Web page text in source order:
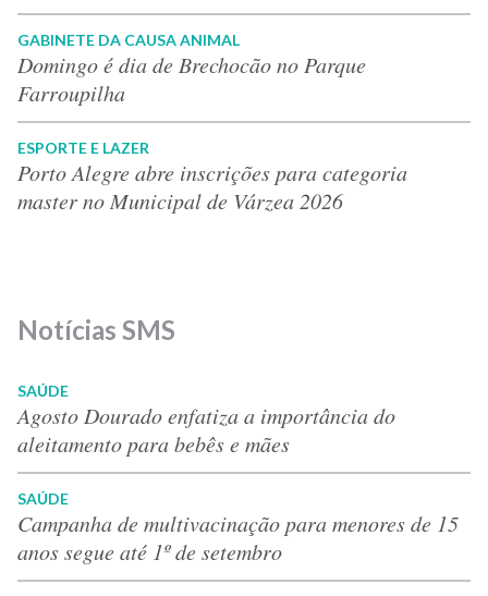
GABINETE DA CAUSA ANIMAL
Domingo é dia de Brechocão no Parque
Farroupilha
ESPORTE E LAZER
Porto Alegre abre inscrições para categoria
master no Municipal de Várzea 2026
Notícias SMS
SAÚDE
Agosto Dourado enfatiza a importância do
aleitamento para bebês e mães
SAÚDE
Campanha de multivacinação para menores de 15
anos segue até 1º de setembro